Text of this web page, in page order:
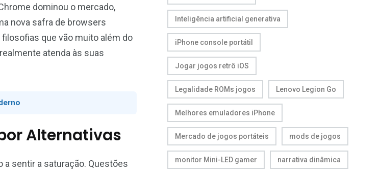
dominou o mercado,
nova safra de browsers
que vão muito além do
atenda às suas
Alternativas
sentir a saturação. Questões
Inteligência artificial generativa
iPhone console portátil
Jogar jogos retrô iOS
Legalidade ROMs jogos Lenovo Legion Go
Melhores emuladores iPhone
Mercado de jogos portáteis mods de jogos
monitor Mini-LED gamer narrativa dinâmica